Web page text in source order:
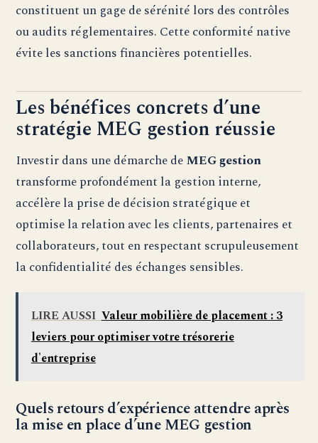
constituent un gage de sérénité lors des contrôles
ou audits réglementaires. Cette conformité native
évite les sanctions financières potentielles.
Les bénéfices concrets d’une
stratégie MEG gestion réussie
Investir dans une démarche deMEG gestion
transforme profondément la gestion interne,
accélère la prise de décision stratégique et
optimise la relation avec les clients, partenaires et
collaborateurs, tout en respectant scrupuleusement
la confidentialité des échanges sensibles.
LIRE AUSSI Valeur mobilière de placement : 3
leviers pour optimiser votre trésorerie
d'entreprise
Quels retours d’expérience attendre après
la mise en place d’une MEG gestion